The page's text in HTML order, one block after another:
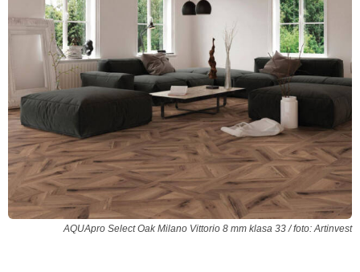
AQUApro Select Oak Milano Vittorio 8 mm klasa 33 / foto: Artinvest